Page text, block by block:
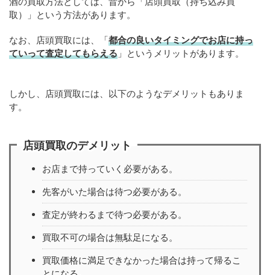
取）」という方法があります。
なお、店頭買取には、「都合の良いタイミングでお店に持っ
ていって査定してもらえる 」というメリットがあります。
しかし、店頭買取には、以下のようなデメリットもありま
す。
店頭買取のデメリット
お店まで持っていく必要がある。
先客がいた場合は待つ必要がある。
査定が終わるまで待つ必要がある。
買取不可の場合は無駄足になる。
買取価格に満足できなかった場合は持って帰るこ